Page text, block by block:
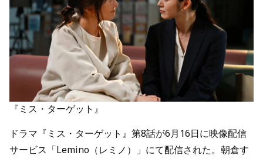
『ミス・ターゲット』
ドラマ『ミス・ターゲット』第8話が6月16日に映像配信
サービス「Lemino（レミノ）」にて配信された。朝倉す